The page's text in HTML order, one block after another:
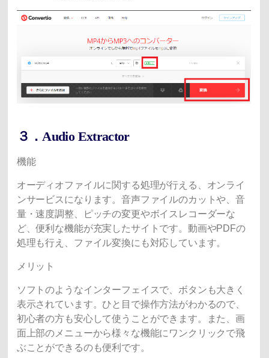
３．Audio Extractor
機能
オーディオファイルに関する処理が行える、オンライ
ンサービスになります。音声ファイルのカットや、音
量・速度調整、ピッチの変更やボイスレコーダーな
ど、便利な機能が充実したサイトです。動画やPDFの
処理も行え、ファイル変換にも対応しています。
メリット
ソフトのようなインターフェイスで、ボタンも大きく
表示されています。ひと目で操作方法がわかるので、
初心者の方も安心して使うことができます。また、画
面上部のメニューから様々な機能にワンクリックで飛
ぶことができるのも便利です。